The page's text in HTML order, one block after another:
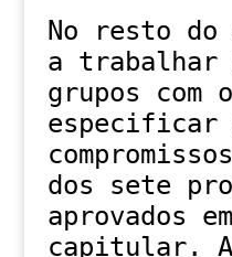
No resto
a trabalhar
grupos com
especificar
dos sete
aprovados
capitular.